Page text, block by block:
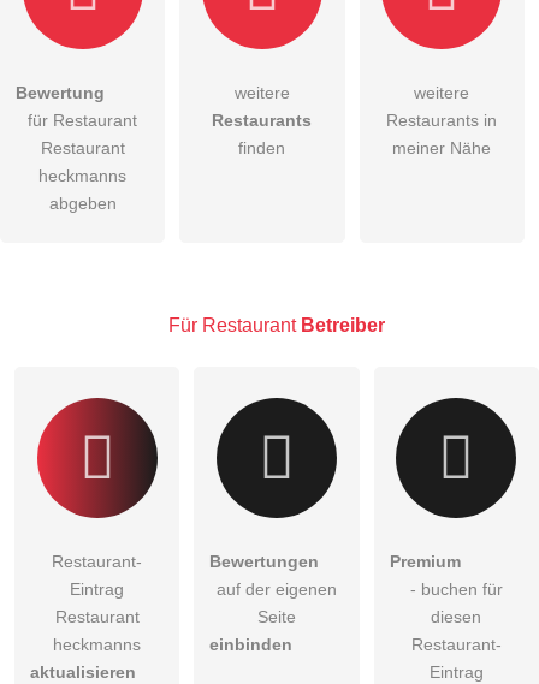
Die Datenschutzerklärunghabe ich zur Kenntnis genommen.
öffentliche Frage stellen
Restaurant-Eintrag zu stellen.
Bewertung
für Restaurant
Restaurant
heckmanns
abgeben
weitere
Restaurants
finden
weitere
Restaurants in
meiner Nähe
Für Restaurant Betreiber
Restaurant-
Eintrag
Restaurant
heckmanns
aktualisieren
Bewertungen
auf der eigenen
Seite
einbinden
Premium
- buchen für
diesen
Restaurant-
Eintrag